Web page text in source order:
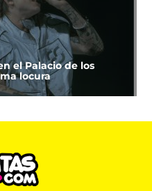
el Palacio de los
locura